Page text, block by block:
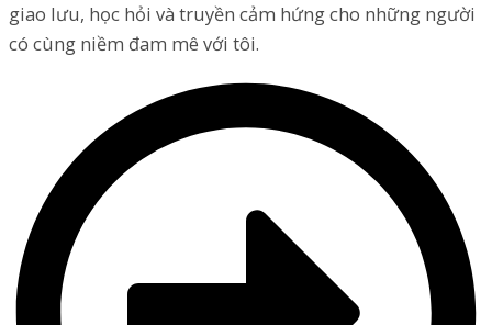
giao lưu, học hỏi và truyền cảm hứng cho những người
có cùng niềm đam mê với tôi.